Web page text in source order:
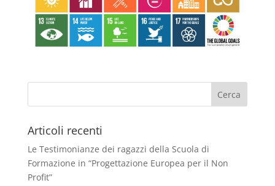
Articoli recenti
Le Testimonianze dei ragazzi della Scuola di
Formazione in “Progettazione Europea per il Non
Profit”